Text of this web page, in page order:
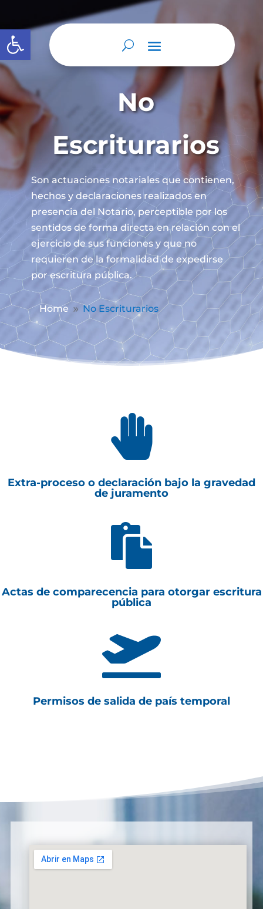
Abrir barra de herramientas
No
Escriturarios
Son actuaciones notariales que contienen,
hechos y declaraciones realizados en
presencia del Notario, perceptible por los
sentidos de forma directa en relación con el
ejercicio de sus funciones y que no
requieren de la formalidad de expedirse
por escritura pública.
Home 9 No Escriturarios

Extra-proceso o declaración bajo la gravedad
de juramento

Actas de comparecencia para otorgar escritura
pública

Permisos de salida de país temporal